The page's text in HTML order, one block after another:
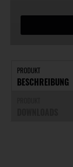
PRODUKT
BESCHREIBUNG